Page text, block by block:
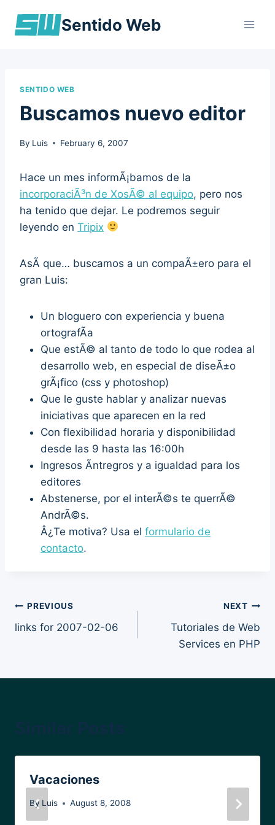
Sentido Web
SENTIDO WEB
Buscamos nuevo editor
By Luis February 6, 2007
Hace un mes informÃ¡bamos de la
incorporaciÃ³n de XosÃ© al equipo, pero nos
ha tenido que dejar. Le podremos seguir
leyendo en Tripix
AsÃ­ que… buscamos a un compaÃ±ero para el
gran Luis:
Un bloguero con experiencia y buena
ortografÃ­a
Que estÃ© al tanto de todo lo que rodea al
desarrollo web, en especial de diseÃ±o
grÃ¡fico (css y photoshop)
Que le guste hablar y analizar nuevas
iniciativas que aparecen en la red
Con flexibilidad horaria y disponibilidad
desde las 9 hasta las 16:00h
Ingresos Ã­ntregros y a igualdad para los
editores
Abstenerse, por el interÃ©s te querrÃ©
AndrÃ©s.
Â¿Te motiva? Usa el formulario de
contacto.
Post
navigation
PREVIOUS
links for 2007-02-06
NEXT
Tutoriales de Web
Services en PHP
Vacaciones
By Luis August 8, 2008